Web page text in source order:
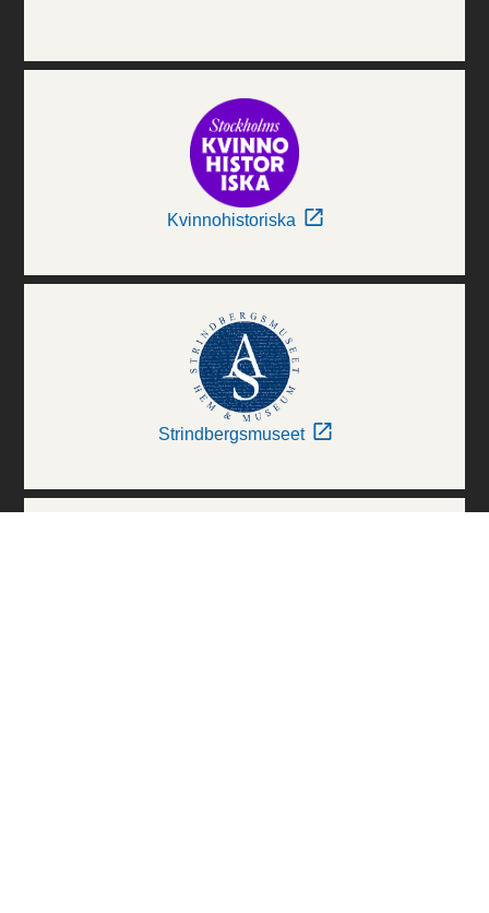
Kvinnohistoriska
Strindbergsmuseet